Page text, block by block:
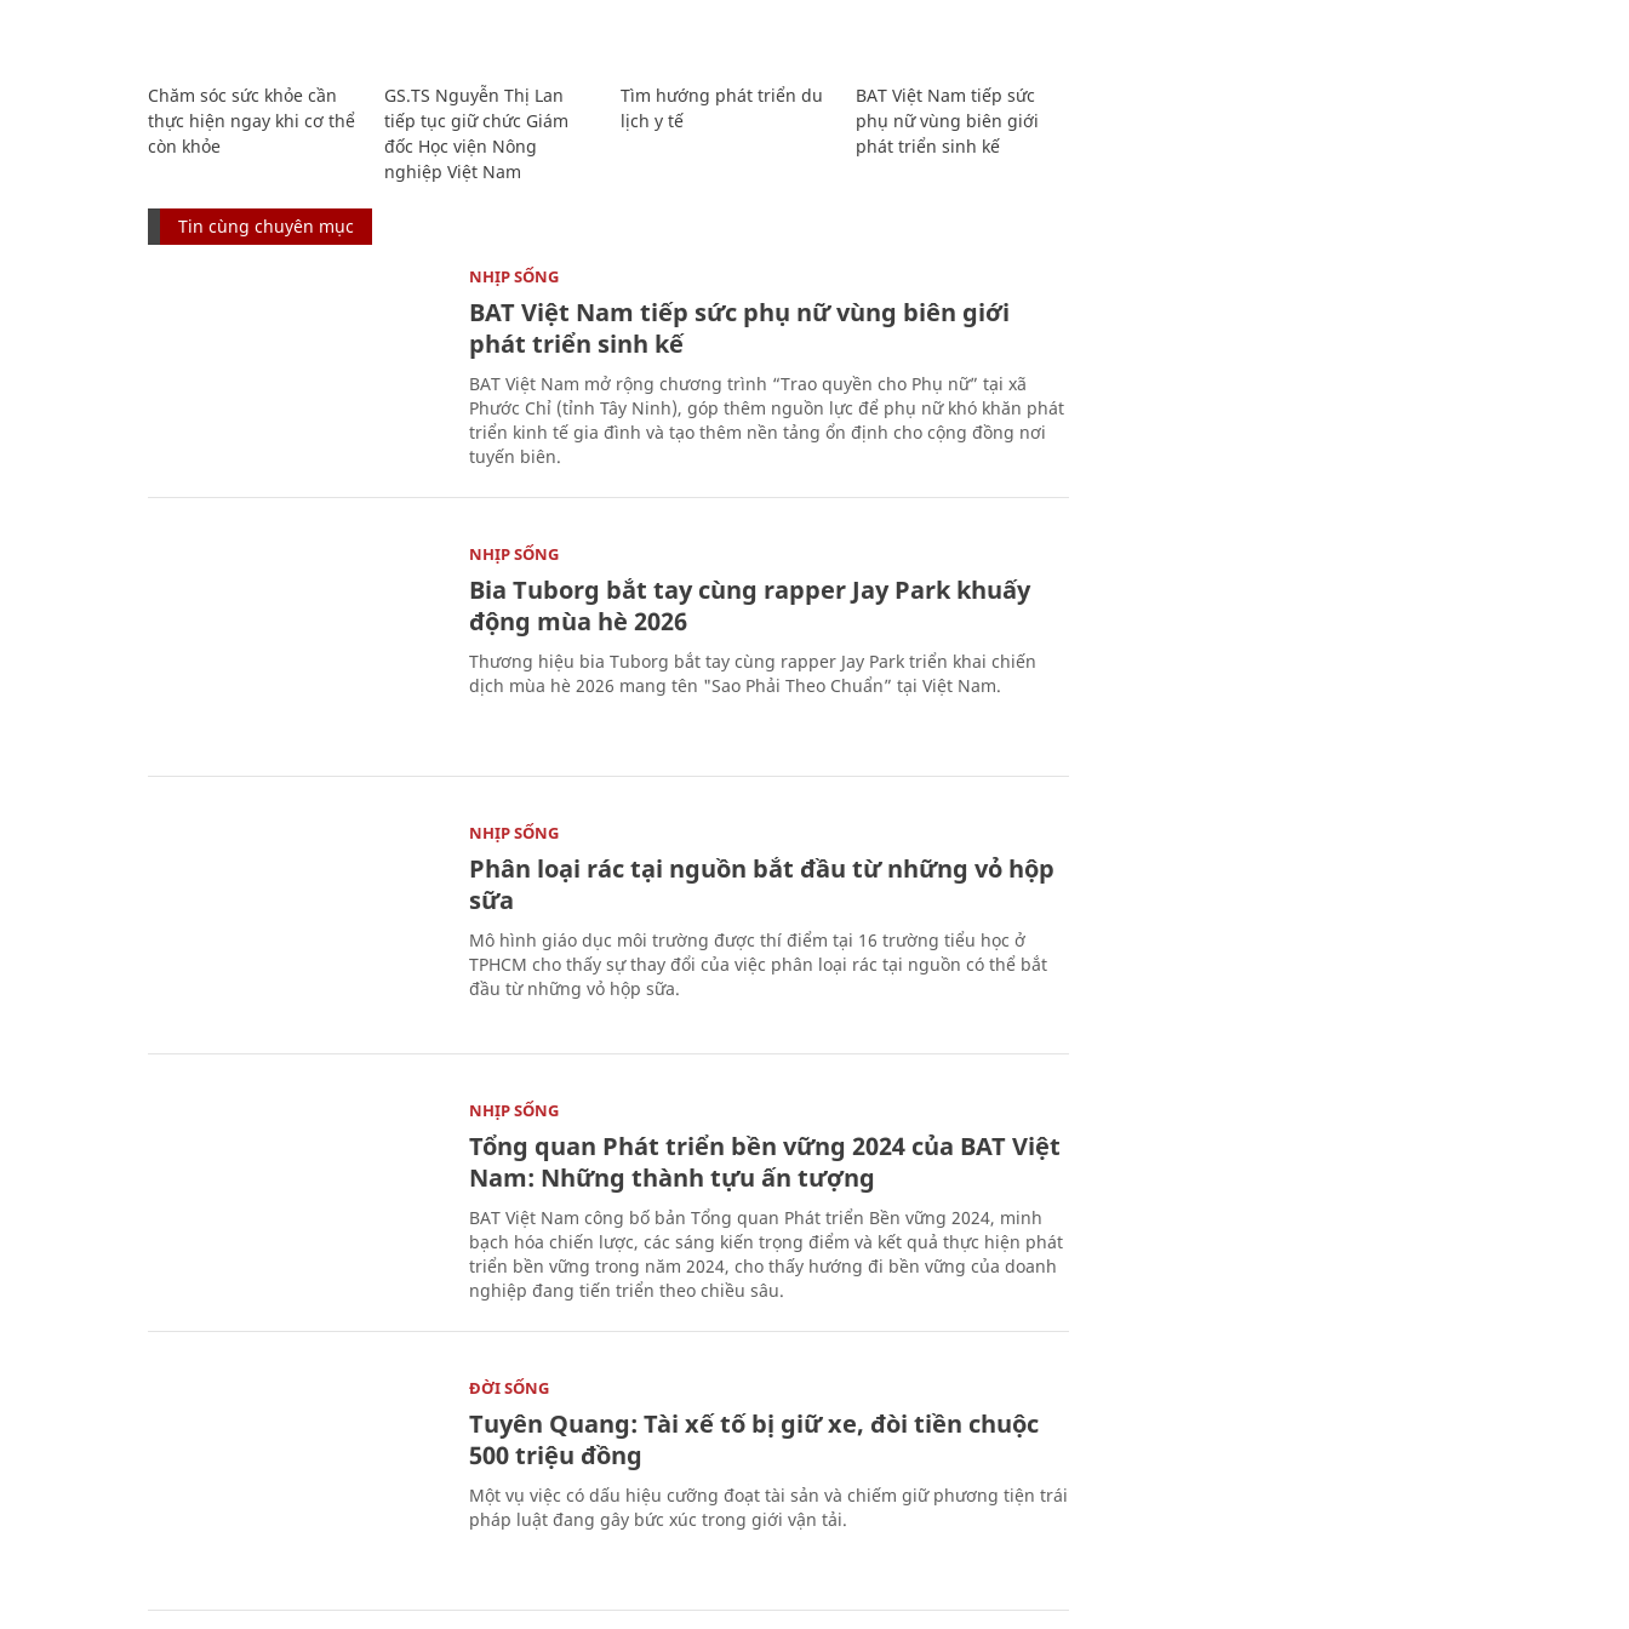
Chăm sóc sức khỏe cần
thực hiện ngay khi cơ thể
còn khỏe
GS.TS Nguyễn Thị Lan
tiếp tục giữ chức Giám
đốc Học viện Nông
nghiệp Việt Nam
Tìm hướng phát triển du
lịch y tế
BAT Việt Nam tiếp sức
phụ nữ vùng biên giới
phát triển sinh kế
Tin cùng chuyên mục
NHỊP SỐNG
BAT Việt Nam tiếp sức phụ nữ vùng biên giới
phát triển sinh kế
BAT Việt Nam mở rộng chương trình “Trao quyền cho Phụ nữ” tại xã
Phước Chỉ (tỉnh Tây Ninh), góp thêm nguồn lực để phụ nữ khó khăn phát
triển kinh tế gia đình và tạo thêm nền tảng ổn định cho cộng đồng nơi
tuyến biên.
NHỊP SỐNG
Bia Tuborg bắt tay cùng rapper Jay Park khuấy
động mùa hè 2026
Thương hiệu bia Tuborg bắt tay cùng rapper Jay Park triển khai chiến
dịch mùa hè 2026 mang tên "Sao Phải Theo Chuẩn” tại Việt Nam.
NHỊP SỐNG
Phân loại rác tại nguồn bắt đầu từ những vỏ hộp
sữa
Mô hình giáo dục môi trường được thí điểm tại 16 trường tiểu học ở
TPHCM cho thấy sự thay đổi của việc phân loại rác tại nguồn có thể bắt
đầu từ những vỏ hộp sữa.
NHỊP SỐNG
Tổng quan Phát triển bền vững 2024 của BAT Việt
Nam: Những thành tựu ấn tượng
BAT Việt Nam công bố bản Tổng quan Phát triển Bền vững 2024, minh
bạch hóa chiến lược, các sáng kiến trọng điểm và kết quả thực hiện phát
triển bền vững trong năm 2024, cho thấy hướng đi bền vững của doanh
nghiệp đang tiến triển theo chiều sâu.
ĐỜI SỐNG
Tuyên Quang: Tài xế tố bị giữ xe, đòi tiền chuộc
500 triệu đồng
Một vụ việc có dấu hiệu cưỡng đoạt tài sản và chiếm giữ phương tiện trái
pháp luật đang gây bức xúc trong giới vận tải.